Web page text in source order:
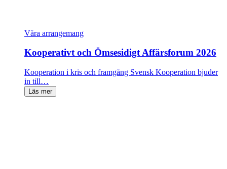
Våra arrangemang
Kooperativt och Ömsesidigt Affärsforum 2026
Kooperation i kris och framgång Svensk Kooperation bjuder
in till…
Läs mer